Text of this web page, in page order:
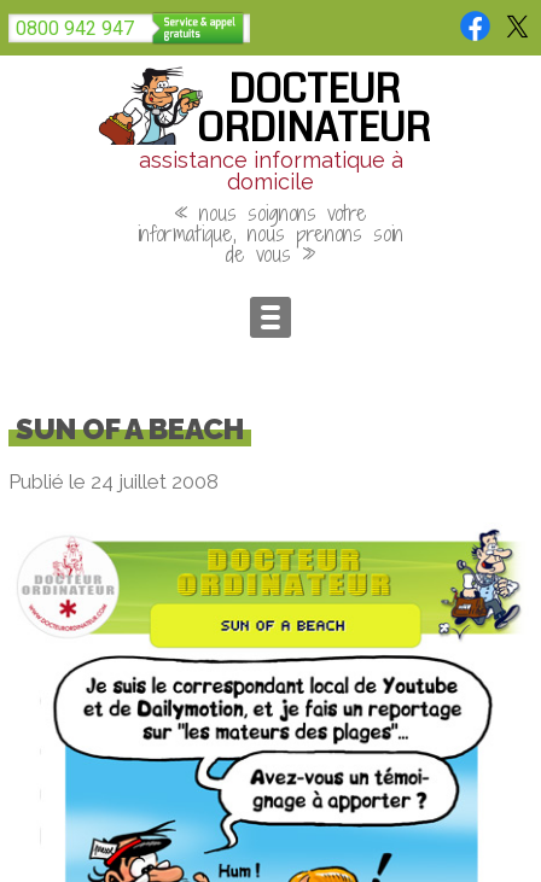
0800 942 947
DOCTEUR
ORDINATEUR
assistance informatique à
domicile
« nous soignons votre
informatique, nous prenons soin
de vous »
SUN OF A BEACH
Publié le 24 juillet 2008
Panneau de gestion des cookies